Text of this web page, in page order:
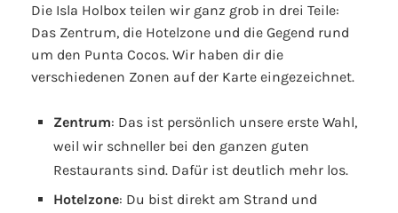
Die Isla Holbox teilen wir ganz grob in drei Teile:
Das Zentrum, die Hotelzone und die Gegend rund
um den Punta Cocos. Wir haben dir die
verschiedenen Zonen auf der Karte eingezeichnet.
Zentrum: Das ist persönlich unsere erste Wahl,
weil wir schneller bei den ganzen guten
Restaurants sind. Dafür ist deutlich mehr los.
Hotelzone: Du bist direkt am Strand und